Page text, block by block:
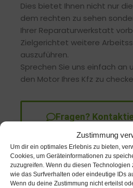
Zustimmung
Um dir ein optimales Erlebnis zu bieten,
Cookies, um Geräteinformationen zu
zuzugreifen. Wenn du diesen Technologien
wie das Surfverhalten oder eindeutige IDs
Wenn du deine Zustimmung nicht erteilst
Dies bietet Ihnen nicht nur
dem rechten zu sehen
Ihrer Reparaturwerkstatt
Zielgerichtet weitere
auszuführen.
Sprechen Sie uns einfach an
den Motor Ihres Kfz zu
Fragen?